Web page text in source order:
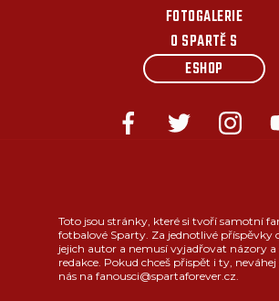
FOTOGALERIE
O SPARTĚ S
ESHOP
Toto jsou stránky, které si tvoří samotní
fotbalové Sparty. Za jednotlivé příspěvky
jejich autor a nemusí vyjadřovat názory a
redakce. Pokud chceš přispět i ty,
nás na fanousci@spartaforever.cz.